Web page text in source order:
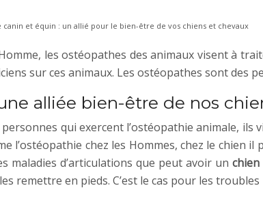
canin et équin : un allié pour le bien-être de vos chiens et chevaux
les ostéopathes des animaux visent à
sur ces animaux. Les ostéopathes sont
alliée bien-être de nos
qui exercent l’ostéopathie animale,
l’ostéopathie chez les Hommes, chez le chien
maladies d’articulations que peut avoir unchien
remettre en pieds. C’est le cas pour les